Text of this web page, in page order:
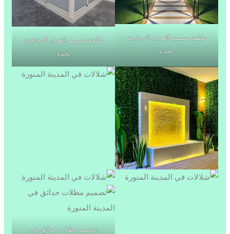
تكلفة تصميم الغرف الزجاجية
بجدة
تكلفة تصميم الغرف الزجاجية
بجدة
تصميم مظلات حدائق في